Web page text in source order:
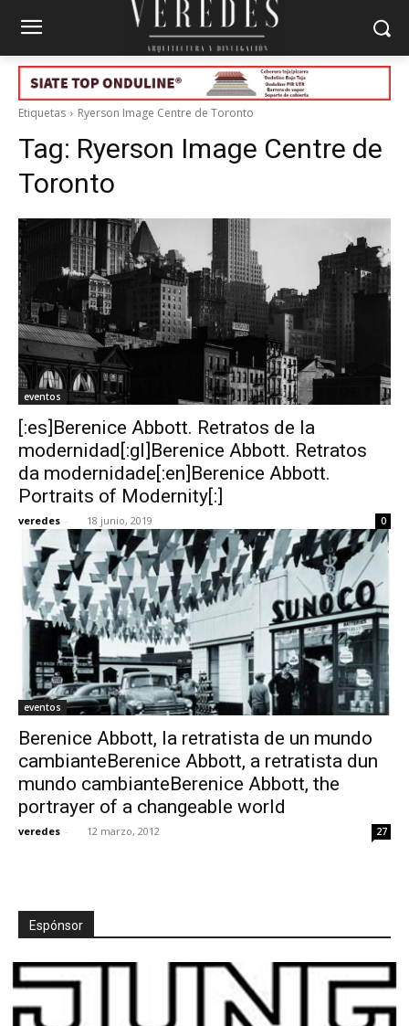
Etiquetas Ryerson Image Centre de Toronto
Tag: Ryerson Image Centre de
Toronto
eventos
[:es]Berenice Abbott. Retratos de la
modernidad[:gl]Berenice Abbott. Retratos
da modernidade[:en]Berenice Abbott.
Portraits of Modernity[:]
veredes - 18 junio, 2019 0
eventos
Berenice Abbott, la retratista de un mundo
cambianteBerenice Abbott, a retratista dun
mundo cambianteBerenice Abbott, the
portrayer of a changeable world
veredes - 12 marzo, 2012 27
Espónsor